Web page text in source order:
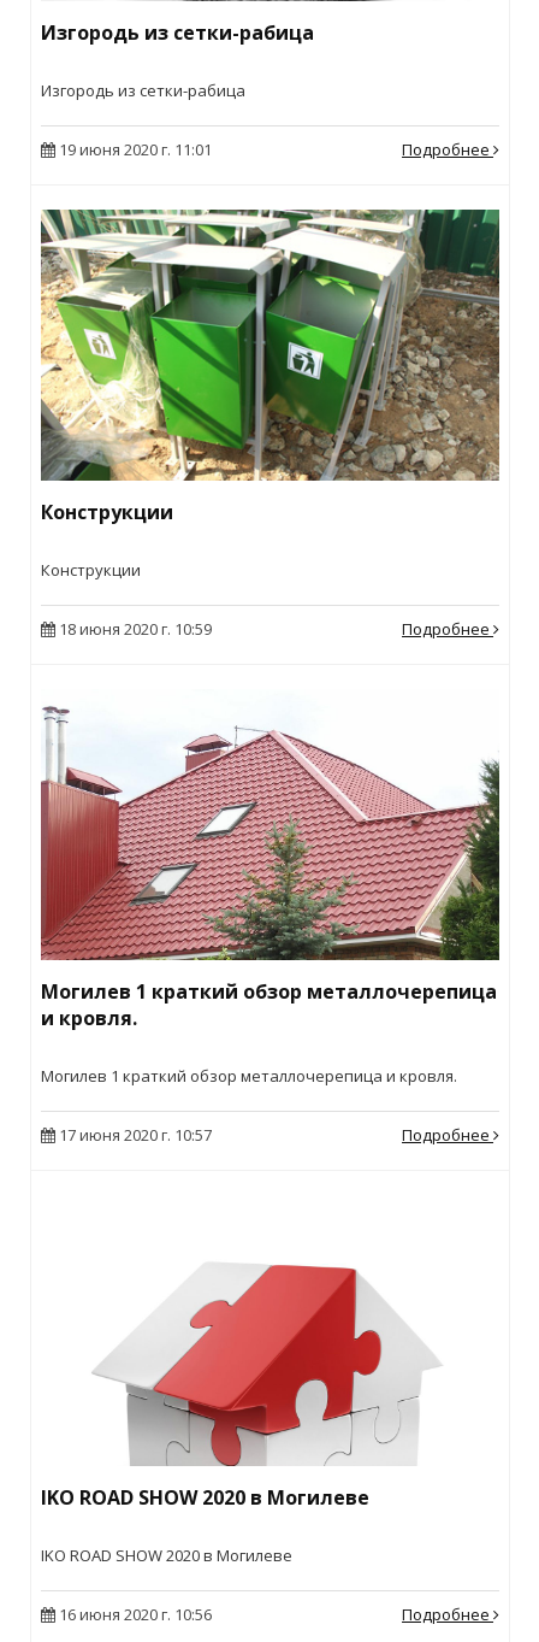
Изгородь из сетки-рабица
Изгородь из сетки-рабица
19 июня 2020 г. 11:01 Подробнее
Конструкции
Конструкции
18 июня 2020 г. 10:59 Подробнее
Могилев 1 краткий обзор металлочерепица
и кровля.
Могилев 1 краткий обзор металлочерепица и кровля.
17 июня 2020 г. 10:57 Подробнее
IKO ROAD SHOW 2020 в Могилеве
IKO ROAD SHOW 2020 в Могилеве
16 июня 2020 г. 10:56 Подробнее